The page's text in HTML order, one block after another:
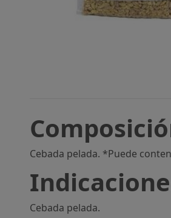
Cebada pelada. *Puede
Cebada pelada.